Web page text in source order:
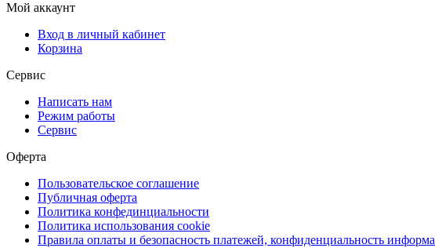
Мой аккаунт
Вход в личный кабинет
Корзина
Сервис
Написать нам
Режим работы
Сервис
Оферта
Пользовательское соглашение
Публичная оферта
Политика конфединциальности
Политика использования cookie
Правила оплаты и безопасность платежей, конфиденциальность